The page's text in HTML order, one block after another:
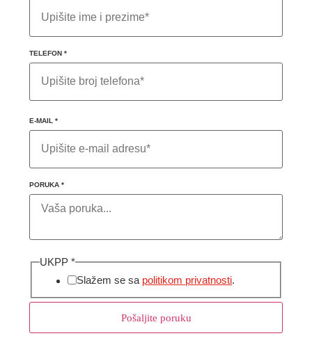
TELEFON *
IME E-
MAIL
E-MAIL *
PORUKA *
UKPP*
Slažem se sa politikom privatnosti.
Pošaljite poruku